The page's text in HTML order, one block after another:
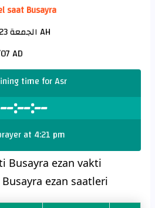
saat Busayra
الجمعة 23 صفر 1448 AH
AD
time for Asr
--:--:--
at 4:21 pm
Busayra ezan vakti
ezan saatleri